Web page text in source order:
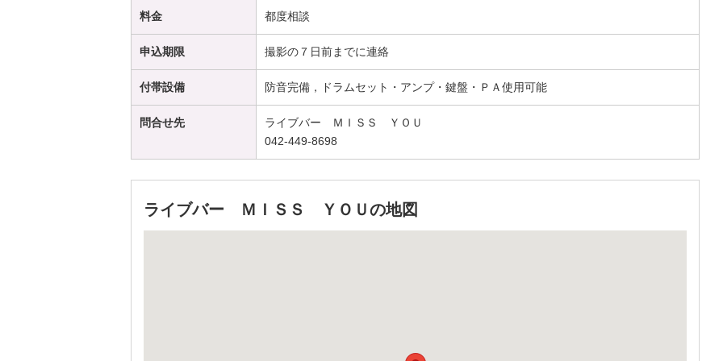
料金 都度相談
申込期限 撮影の７日前までに連絡
付帯設備 防音完備，ドラムセット・アンプ・鍵盤・ＰＡ使用可能
問合せ先
ライブバー ＭＩＳＳ ＹＯＵ
042-449-8698
ライブバー ＭＩＳＳ ＹＯＵの地図